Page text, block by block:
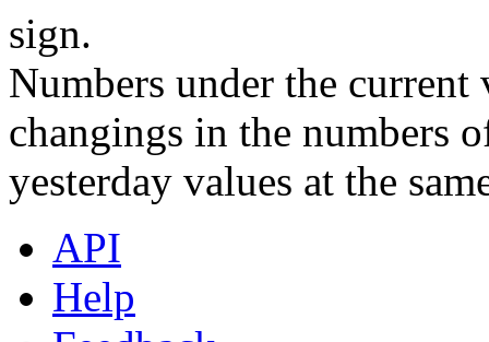
sign.
Numbers under the
changings in the numbers
yesterday values at the
API
Help